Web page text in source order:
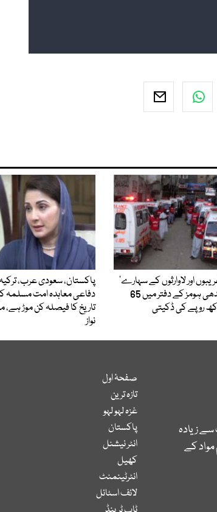
اور لاوارثوں کے سہارے‘
ایدھی ہومز کے دفتر میں 65
روپے کی ڈکیتی
پاکستان، سعودی عرب،
دفاعی معاہدہ امت مسلمہ
تاریخ کا فیصلہ کن موڑ ہے،
نواز
زیادہ
کے
صفحۂ اول
تازہ ترین
غزہ لہو لہو
پاکستان
انٹر نیشنل
کھیل
انٹرٹینمنٹ
لائف اسٹائل